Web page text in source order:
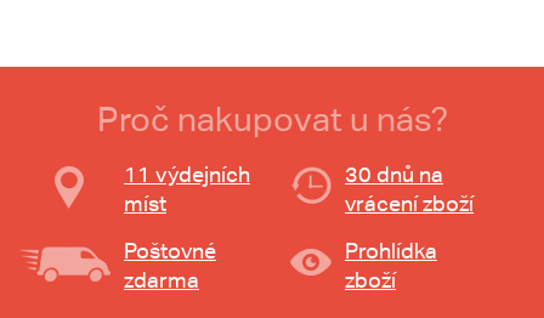
Proč nakupovat u nás?
11 výdejních
míst
30 dnů na
vrácení zboží
Poštovné
zdarma
Prohlídka
zboží